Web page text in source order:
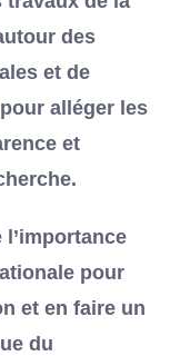
des
et de
alléger les
et
pour
et en faire un
du